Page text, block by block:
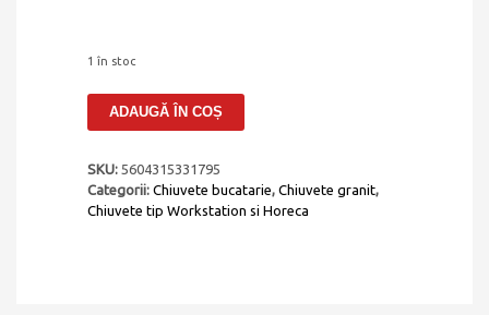
1 în stoc
Cantitate
bucatarie
compozit
ceramic
ADAUGĂ ÎN COȘ
SKU: 5604315331795
Categorii: Chiuvete bucatarie, Chiuvete granit,
Chiuvete tip Workstation si Horeca